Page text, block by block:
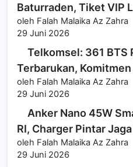
Baturraden, Tiket VIP
oleh Falah Malaika Az Zahra
29 Juni 2026
Telkomsel: 361 BTS
Terbarukan,
oleh Falah Malaika Az Zahra
29 Juni 2026
Anker Nano 45W
RI, Charger Pintar
oleh Falah Malaika Az Zahra
29 Juni 2026